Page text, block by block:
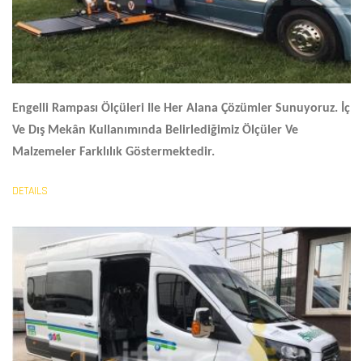
Engelli Rampası Ölçüleri Ile Her Alana Çözümler Sunuyoruz. İç
Ve Dış Mekân Kullanımında Belirlediğimiz Ölçüler Ve
Malzemeler Farklılık Göstermektedir.
DETAILS